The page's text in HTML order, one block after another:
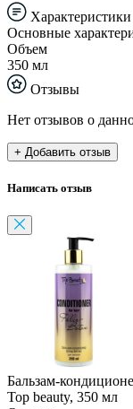
Характеристики
Основные
Объем
350 мл
Отзывы
Нет отзывов о
+ Добавить отзыв
Написать отзыв
Бальзам-
Top beauty, 350 мл